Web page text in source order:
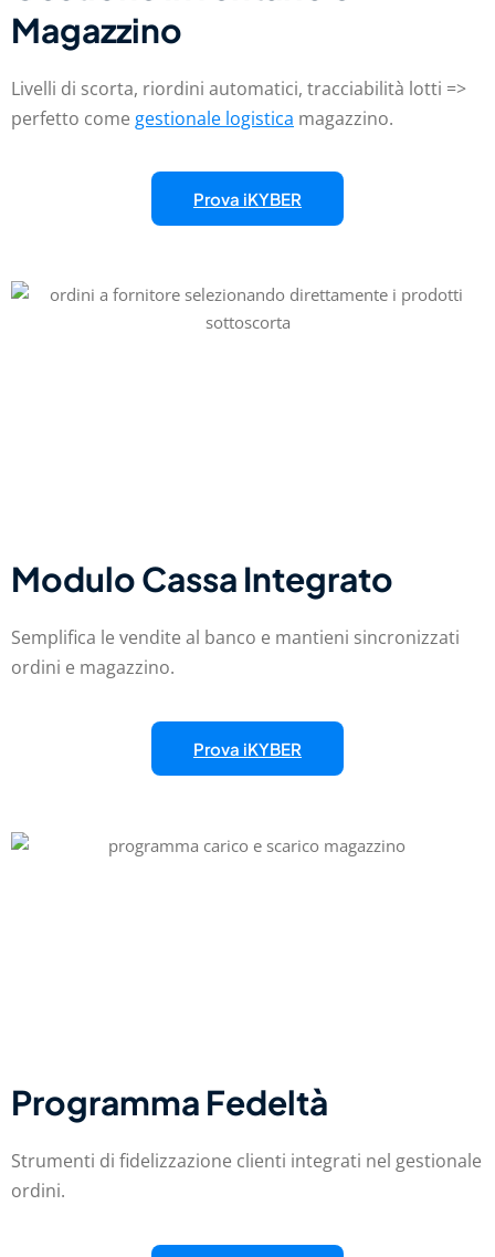
Magazzino
Livelli di scorta, riordini automatici, tracciabilità lotti =>
perfetto come gestionale logistica magazzino.
Prova iKYBER
Modulo Cassa Integrato
Semplifica le vendite al banco e mantieni sincronizzati
ordini e magazzino.
Prova iKYBER
Programma Fedeltà
Strumenti di fidelizzazione clienti integrati nel gestionale
ordini.